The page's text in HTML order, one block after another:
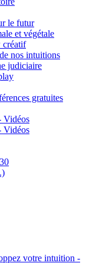
le futur
et végétale
créatif
nos intuitions
judiciaire
gratuites
Vidéos
Vidéos
votre intuition -